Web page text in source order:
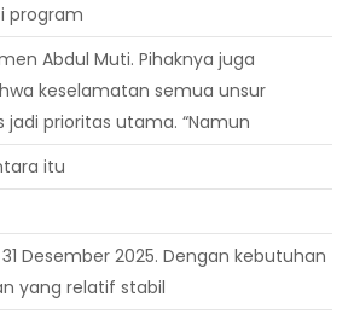
program
Abdul Muti. Pihaknya juga
keselamatan semua unsur
jadi prioritas utama. “Namun
itu
Desember 2025. Dengan kebutuhan
yang relatif stabil